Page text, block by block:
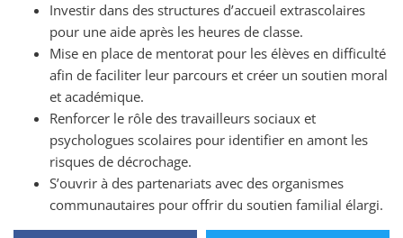
Investir dans des structures d’accueil extrascolaires
pour une aide après les heures de classe.
Mise en place de mentorat pour les élèves en difficulté
afin de faciliter leur parcours et créer un soutien moral
et académique.
Renforcer le rôle des travailleurs sociaux et
psychologues scolaires pour identifier en amont les
risques de décrochage.
S’ouvrir à des partenariats avec des organismes
communautaires pour offrir du soutien familial élargi.